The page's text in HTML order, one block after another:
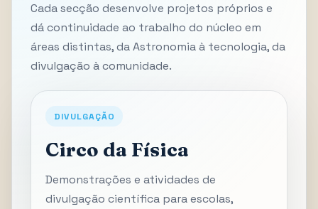
Cada secção desenvolve projetos próprios e
dá continuidade ao trabalho do núcleo em
áreas distintas, da Astronomia à tecnologia, da
divulgação à comunidade.
DIVULGAÇÃO
Circo da Física
Demonstrações e atividades de
divulgação científica para escolas,